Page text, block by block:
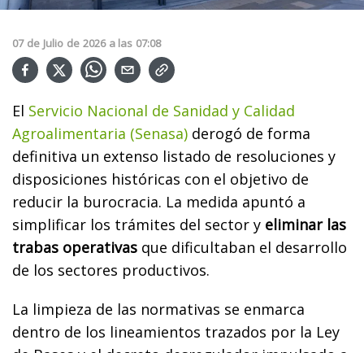
07 de Julio de 2026 a las 07:08
El Servicio Nacional de Sanidad y Calidad
Agroalimentaria (Senasa) derogó de forma
definitiva un extenso listado de resoluciones y
disposiciones históricas con el objetivo de
reducir la burocracia. La medida apuntó a
simplificar los trámites del sector y eliminar las
trabas operativas que dificultaban el desarrollo
de los sectores productivos.
La limpieza de las normativas se enmarca
dentro de los lineamientos trazados por la Ley